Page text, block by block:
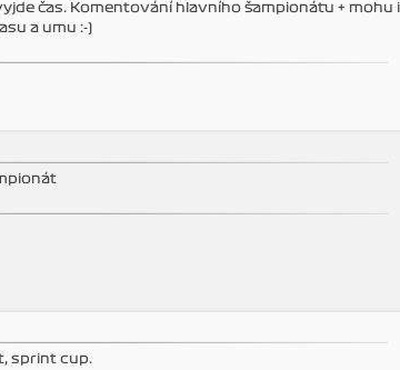
čas. Komentování hlavního šampionátu + mohu
a umu :-)
sprint cup.